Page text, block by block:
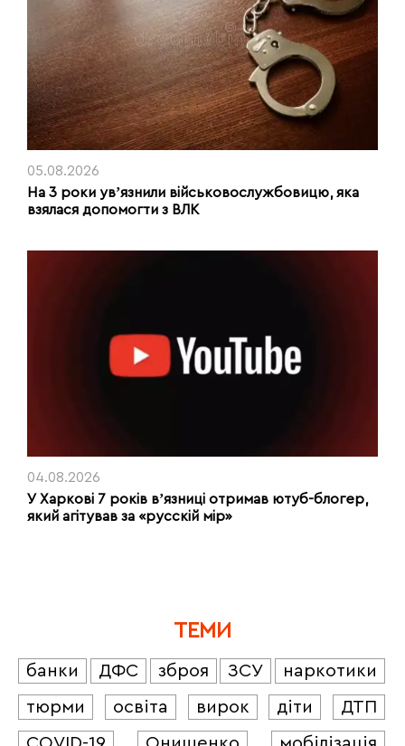
05.08.2026
На 3 роки увʼязнили військовослужбовицю, яка
взялася допомогти з ВЛК
04.08.2026
У Харкові 7 років вʼязниці отримав ютуб-блогер,
який агітував за «русскій мір»
ТЕМИ
банки ДФС зброя ЗСУ
наркотики
тюрми
освіта вирок діти
ДТП